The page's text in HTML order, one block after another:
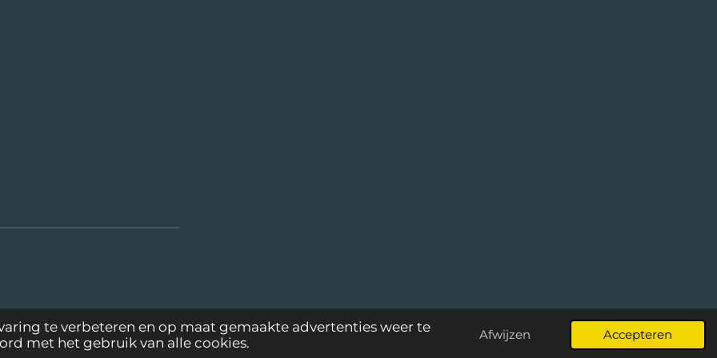
te verbeteren en op maat gemaakte advertenties weer te
met het gebruik van alle cookies.
Afwijzen Accepteren